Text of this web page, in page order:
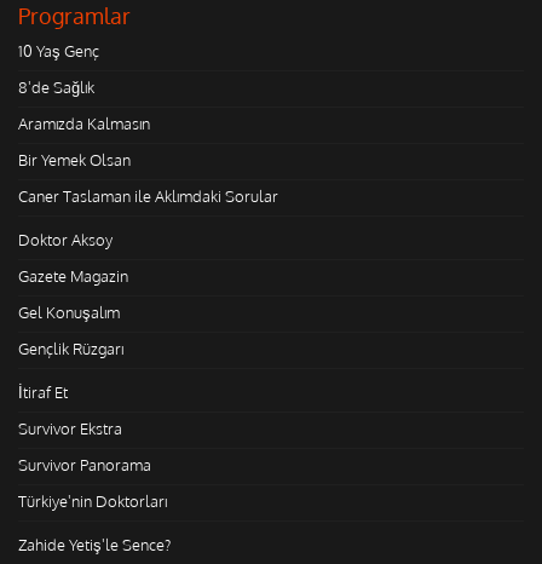
Programlar
10 Yaş Genç
8'de Sağlık
Aramızda Kalmasın
Bir Yemek Olsan
Caner Taslaman ile Aklımdaki Sorular
Doktor Aksoy
Gazete Magazin
Gel Konuşalım
Gençlik Rüzgarı
İtiraf Et
Survivor Ekstra
Survivor Panorama
Türkiye'nin Doktorları
Zahide Yetiş'le Sence?